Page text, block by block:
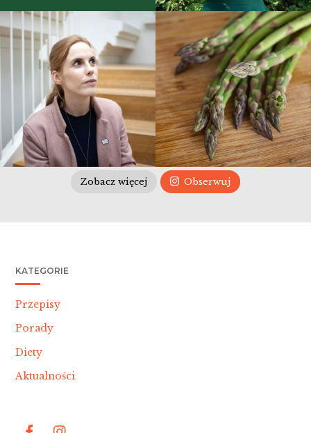
Zobacz więcej Obserwuj
KATEGORIE
Przepisy
Porady
Diety
Aktualności